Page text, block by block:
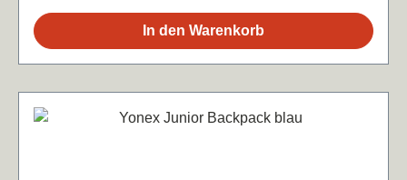
In den Warenkorb